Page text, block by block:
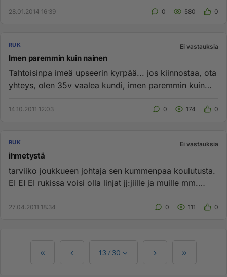
28.01.2014 16:39 0 580 0
RUK Ei vastauksia
Imen paremmin kuin nainen
Tahtoisinpa imeä upseerin kyrpää... jos kiinnostaa, ota
yhteys, olen 35v vaalea kundi, imen paremmin kuin
14.10.2011 12:03 0 174 0
RUK Ei vastauksia
ihmetystä
tarviiko joukkueen johtaja sen kummenpaa koulutusta.
EI EI EI rukissa voisi olla linjat jj:jiille ja muille mm.
27.04.2011 18:34 0 111 0
13 /30